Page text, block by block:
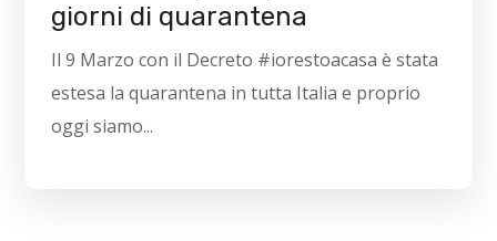
giorni di quarantena
Il 9 Marzo con il Decreto #iorestoacasa è stata
estesa la quarantena in tutta Italia e proprio
oggi siamo...